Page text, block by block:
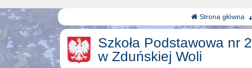
Strona główna
Szkoła Podstawowa nr 2
w Zduńskiej Woli